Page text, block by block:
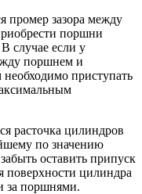
промер зазора между
поршни
случае если у
поршнем и
приступать
расточка цилиндров
по значению
оставить припуск
поверхности цилиндра
за поршнями.